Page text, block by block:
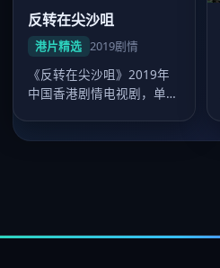
反转在尖沙咀
港片精选 2019剧情
《反转在尖沙咀》2019年
中国香港剧情电视剧，单集